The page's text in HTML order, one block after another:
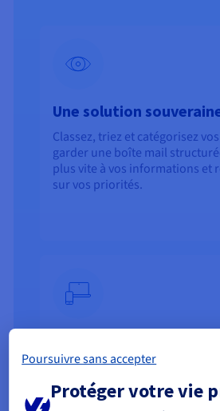
Une solution
Classez, triez et catégorisez
garder une boîte mail
plus vite à vos informations et
sur vos priorités.
appareils
Que vous soyez au bureau, à
déplacement, vous retrouvez
Poursuivre sans accepter
Protéger votre vie